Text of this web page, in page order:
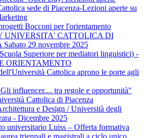
sede di Piacenza-Lezioni aperte su
Bocconi per l'orientamento
UNIVERSITA' CATTOLICA DI
29 novembre 2025
Superiore per mediatori linguistici) -
ORIENTAMENTO
Cattolica aprono le porte agli
influencer.... tra regole e opportunità"
Cattolica di Piacenza
e Design / Università degli
- Dicembre 2025
universitario Luiss – Offerta formativa